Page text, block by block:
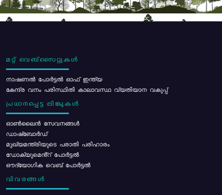
മറ്റ് വെബ്സൈറ്റുകൾ
നാഷണൽ പോർട്ടൽ ഓഫ് ഇന്ത്യ
കേന്ദ്ര വനം പരിസ്ഥിതി കാലാവസ്ഥ വ്യതിയാന വകുപ്പ്
പ്രധാനപ്പെട്ട ലിങ്കുകൾ
ഓൺലൈൻ സേവനങ്ങൾ
ഡാഷ്ബോർഡ്
മുഖ്യമന്ത്രിയുടെ പരാതി പരിഹാരം
ഡോക്യുമെൻ്റ് പോർട്ടൽ
ഔദ്യോഗിക വെബ് പോർട്ടൽ
വിവരങ്ങൾ